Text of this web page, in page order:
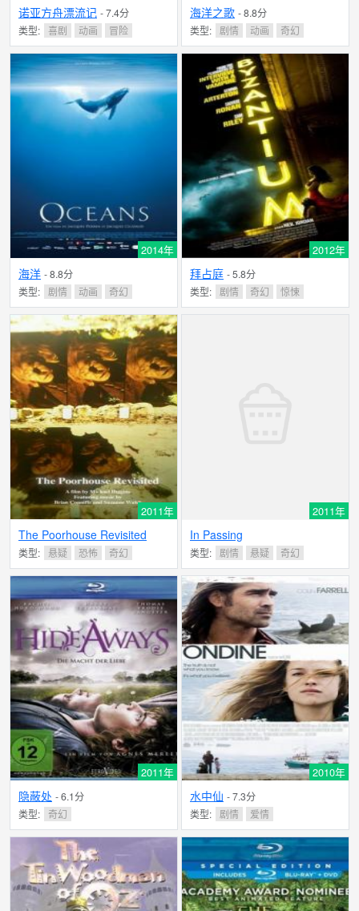
诺亚方舟漂流记 - 7.4分
类型: 喜剧 动画 冒险
海洋之歌 - 8.8分
类型: 剧情 动画 奇幻
2014年
海洋 - 8.8分
类型: 剧情 动画 奇幻
2012年
拜占庭 - 5.8分
类型: 剧情 奇幻 惊悚
2011年
The Poorhouse Revisited
类型: 悬疑 恐怖 奇幻
2011年
In Passing
类型: 剧情 悬疑 奇幻
2011年
隐蔽处 - 6.1分
类型: 奇幻
2010年
水中仙 - 7.3分
类型: 剧情 爱情